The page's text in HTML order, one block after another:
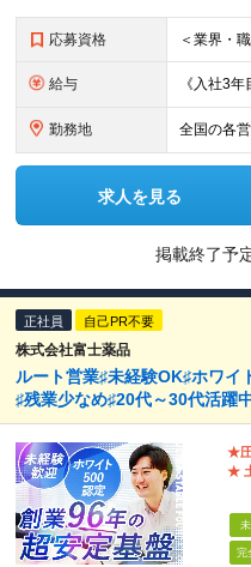
応募資格
給与
勤務地
求人を見る
掲載終了予
正社員 自己PR不要
株式会社富士薬品
ルート営業♯未経験OK♯ホワイ
♯残業少なめ♯20代～30代活躍
★圧
★
完